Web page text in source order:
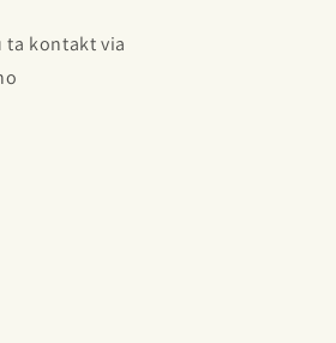
ta kontakt via